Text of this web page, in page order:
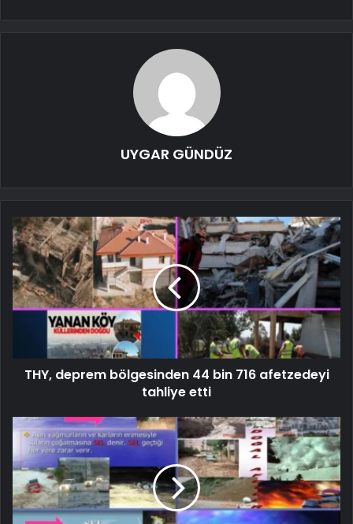
UYGAR GÜNDÜZ
THY, deprem bölgesinden 44 bin 716 afetzedeyi
tahliye etti